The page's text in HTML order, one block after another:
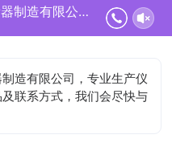
安徽省锐凌计量器制造有限公司正在为您服务
造有限公司，专业生产仪
联系方式，我们会尽快与